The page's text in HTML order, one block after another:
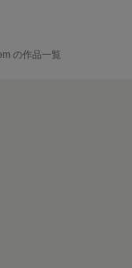
の作品一覧